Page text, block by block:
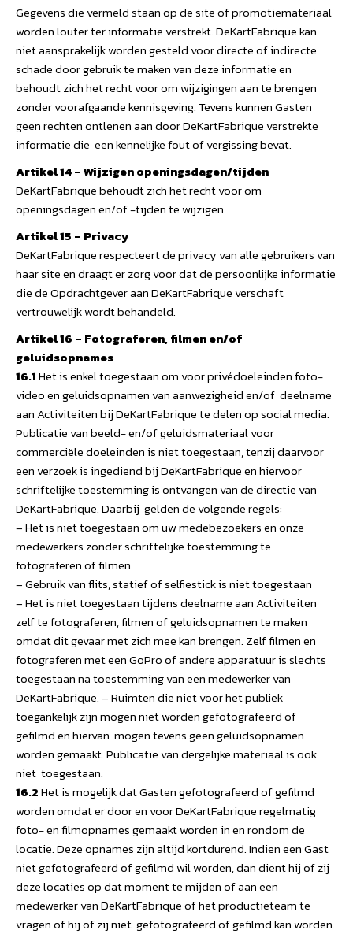
Gegevens die vermeld staan op de site of promotiemateriaal
worden louter ter informatie verstrekt. DeKartFabrique kan
niet aansprakelijk worden gesteld voor directe of indirecte
schade door gebruik te maken van deze informatie en
behoudt zich het recht voor om wijzigingen aan te brengen
zonder voorafgaande kennisgeving. Tevens kunnen Gasten
geen rechten ontlenen aan door DeKartFabrique verstrekte
informatie die een kennelijke fout of vergissing bevat.
Artikel 14 – Wijzigen openingsdagen/tijden
DeKartFabrique behoudt zich het recht voor om
openingsdagen en/of -tijden te wijzigen.
Artikel 15 – Privacy
DeKartFabrique respecteert de privacy van alle gebruikers van
haar site en draagt er zorg voor dat de persoonlijke informatie
die de Opdrachtgever aan DeKartFabrique verschaft
vertrouwelijk wordt behandeld.
Artikel 16 – Fotograferen, filmen en/of
geluidsopnames
16.1Het is enkel toegestaan om voor privédoeleinden foto-
video en geluidsopnamen van aanwezigheid en/of deelname
aan Activiteiten bij DeKartFabrique te delen op social media.
Publicatie van beeld- en/of geluidsmateriaal voor
commerciële doeleinden is niet toegestaan, tenzij daarvoor
een verzoek is ingediend bij DeKartFabrique en hiervoor
schriftelijke toestemming is ontvangen van de directie van
DeKartFabrique. Daarbij gelden de volgende regels:
– Het is niet toegestaan om uw medebezoekers en onze
medewerkers zonder schriftelijke toestemming te
fotograferen of filmen.
– Gebruik van flits, statief of selfiestick is niet toegestaan
– Het is niet toegestaan tijdens deelname aan Activiteiten
zelf te fotograferen, filmen of geluidsopnamen te maken
omdat dit gevaar met zich mee kan brengen. Zelf filmen en
fotograferen met een GoPro of andere apparatuur is slechts
toegestaan na toestemming van een medewerker van
DeKartFabrique. – Ruimten die niet voor het publiek
toegankelijk zijn mogen niet worden gefotografeerd of
gefilmd en hiervan mogen tevens geen geluidsopnamen
worden gemaakt. Publicatie van dergelijke materiaal is ook
niet toegestaan.
16.2Het is mogelijk dat Gasten gefotografeerd of gefilmd
worden omdat er door en voor DeKartFabrique regelmatig
foto- en filmopnames gemaakt worden in en rondom de
locatie. Deze opnames zijn altijd kortdurend. Indien een Gast
niet gefotografeerd of gefilmd wil worden, dan dient hij of zij
deze locaties op dat moment te mijden of aan een
medewerker van DeKartFabrique of het productieteam te
vragen of hij of zij niet gefotografeerd of gefilmd kan worden.